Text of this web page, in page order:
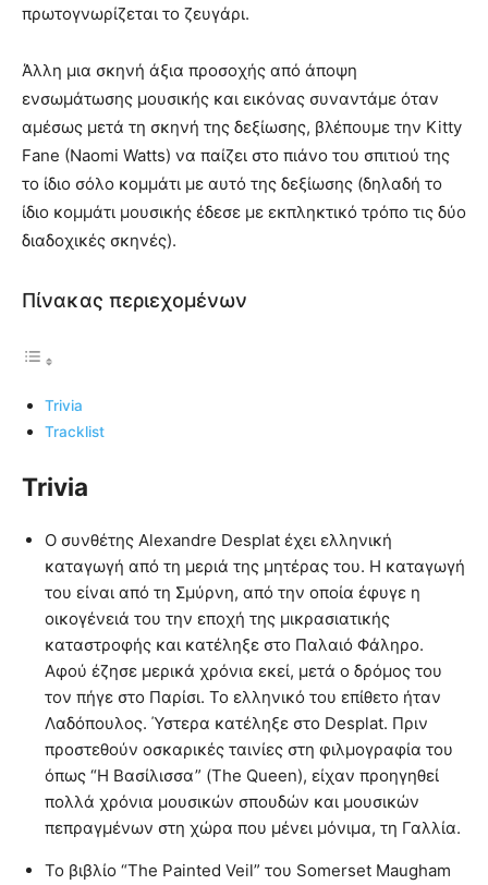
πρωτογνωρίζεται το ζευγάρι.
Άλλη μια σκηνή άξια προσοχής από άποψη
ενσωμάτωσης μουσικής και εικόνας συναντάμε όταν
αμέσως μετά τη σκηνή της δεξίωσης, βλέπουμε την Kitty
Fane (Naomi Watts) να παίζει στο πιάνο του σπιτιού της
το ίδιο σόλο κομμάτι με αυτό της δεξίωσης (δηλαδή το
ίδιο κομμάτι μουσικής έδεσε με εκπληκτικό τρόπο τις δύο
διαδοχικές σκηνές).
Πίνακας περιεχομένων
Trivia
Tracklist
Trivia
Ο συνθέτης Alexandre Desplat έχει ελληνική
καταγωγή από τη μεριά της μητέρας του. Η καταγωγή
του είναι από τη Σμύρνη, από την οποία έφυγε η
οικογένειά του την εποχή της μικρασιατικής
καταστροφής και κατέληξε στο Παλαιό Φάληρο.
Αφού έζησε μερικά χρόνια εκεί, μετά ο δρόμος του
τον πήγε στο Παρίσι. Το ελληνικό του επίθετο ήταν
Λαδόπουλος. Ύστερα κατέληξε στο Desplat. Πριν
προστεθούν οσκαρικές ταινίες στη φιλμογραφία του
όπως “H Βασίλισσα” (The Queen), είχαν προηγηθεί
πολλά χρόνια μουσικών σπουδών και μουσικών
πεπραγμένων στη χώρα που μένει μόνιμα, τη Γαλλία.
Το βιβλίο “The Painted Veil” του Somerset Maugham